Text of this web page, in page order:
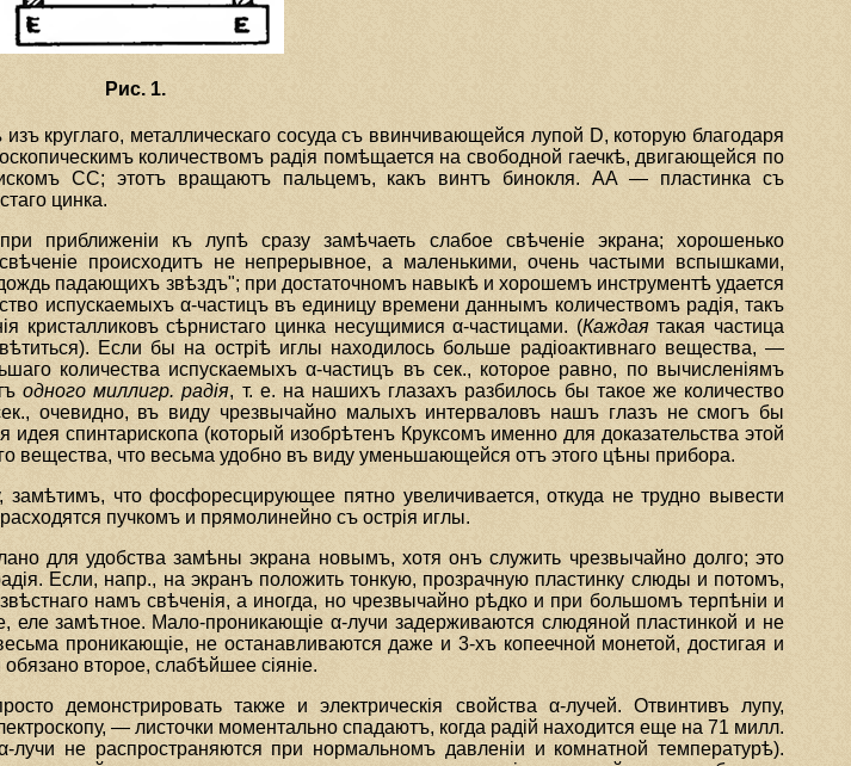
Рис. 1.
круглаго, металлическаго сосуда съ ввинчивающейся лупой D, которую благодаря
количествомъ радiя помѣщается на свободной гаечкѣ, двигающейся по
СС; этотъ вращаютъ пальцемъ, какъ винтъ бинокля. АА — пластинка съ
цинка.
приближенiи къ лупѣ сразу замѣчаеть слабое свѣченiе экрана; хорошенько
происходитъ не непрерывное, а маленькими, очень частыми вспышками,
падающихъ звѣздъ"; при достаточномъ навыкѣ и хорошемъ инструментѣ удается
испускаемыхъ α-частицъ въ единицу времени даннымъ количествомъ радiя, такъ
кристалликовъ сѣрнистаго цинка несущимися α-частицами. (Каждаятакая частица
Если бы на острiѣ иглы находилось больше радiоактивнаго вещества, —
количества испускаемыхъ α-частицъ въ сек., которое равно, по вычисленiямъ
одного миллигр. радiя, т. е. на нашихъ глазахъ разбилось бы такое же количество
очевидно, въ виду чрезвычайно малыхъ интерваловъ нашъ глазъ не смогъ бы
спинтарископа (который изобрѣтенъ Круксомъ именно для доказательства этой
вещества, что весьма удобно въ виду уменьшающейся отъ этого цѣны прибора.
что фосфоресцирующее пятно увеличивается, откуда не трудно вывести
пучкомъ и прямолинейно съ острiя иглы.
для удобства замѣны экрана новымъ, хотя онъ служить чрезвычайно долго; это
Если, напр., на экранъ положить тонкую, прозрачную пластинку слюды и потомъ,
намъ свѣченiя, а иногда, но чрезвычайно рѣдко и при большомъ терпѣнiи и
еле замѣтное. Мало-проникающiе α-лучи задерживаются слюдяной пластинкой и не
проникающiе, не останавливаются даже и 3-хъ копеечной монетой, достигая и
второе, слабѣйшее сiянiе.
демонстрировать также и электрическiя свойства α-лучей. Отвинтивъ лупу,
— листочки моментально спадаютъ, когда радiй находится еще на 71 милл.
не распространяются при нормальномъ давленiи и комнатной температурѣ).